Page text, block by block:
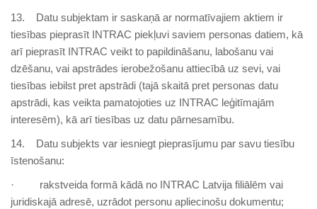
13. Datu subjektam ir saskaņā ar normatīvajiem aktiem ir
tiesības pieprasīt INTRAC piekļuvi saviem personas datiem, kā
arī pieprasīt INTRAC veikt to papildināšanu, labošanu vai
dzēšanu, vai apstrādes ierobežošanu attiecībā uz sevi, vai
tiesības iebilst pret apstrādi (tajā skaitā pret personas datu
apstrādi, kas veikta pamatojoties uz INTRAC leģitīmajām
interesēm), kā arī tiesības uz datu pārnesamību.
14. Datu subjekts var iesniegt pieprasījumu par savu tiesību
īstenošanu:
· rakstveida formā kādā no INTRAC Latvija filiālēm vai
juridiskajā adresē, uzrādot personu apliecinošu dokumentu;